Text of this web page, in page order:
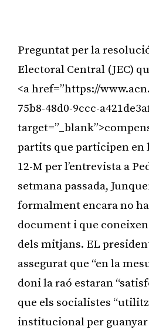
Preguntat per la
Electoral Central (JEC)
<a href=”https://
75b8-48d0-9ccc-
partits que participen en
12-M per l’entrevista a
setmana passada,
formalment encara no
document i que
dels mitjans. EL
assegurat que “en la
doni la raó estaran
que els socialistes
institucional per guanyar